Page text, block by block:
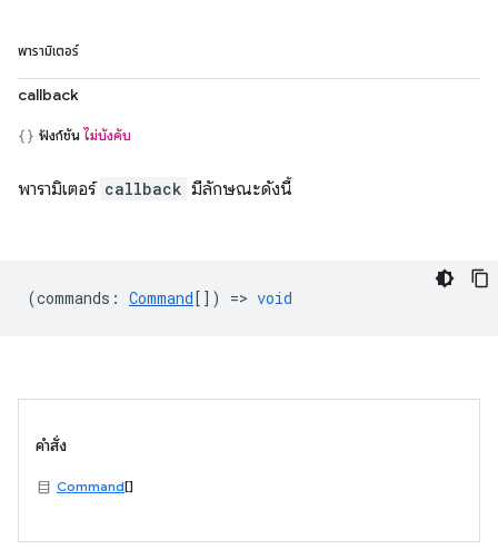
พารามิเตอร์
callback
ฟังก์ชัน ไม่บังคับ
พารามิเตอร์ callback มีลักษณะดังนี้
(commands : Command[]) => void
คำสั่ง
Command[]